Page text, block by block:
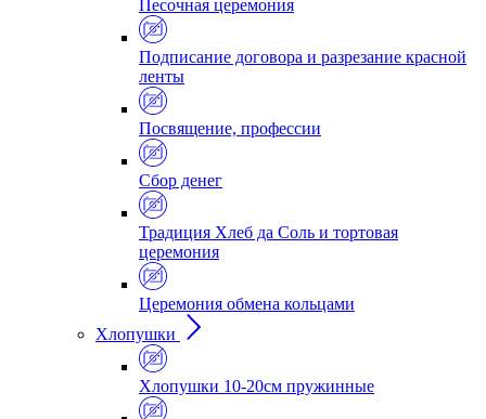
Песочная церемония
Подписание договора и разрезание красной
ленты
Посвящение, профессии
Сбор денег
Традиция Хлеб да Соль и тортовая
церемония
Церемония обмена кольцами
Хлопушки
Хлопушки 10-20см пружинные